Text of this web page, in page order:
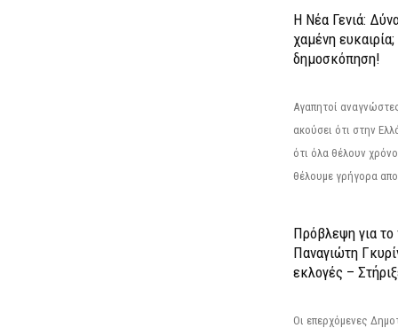
Η Νέα Γενιά:
χαμένη
δημοσκόπηση!
Αγαπητοί
ακούσει ότι στην
ότι όλα θέλουν
θέλουμε γρήγορα
Πρόβλεψη για
Παναγιώτη
εκλογές –
Οι επερχόμενες